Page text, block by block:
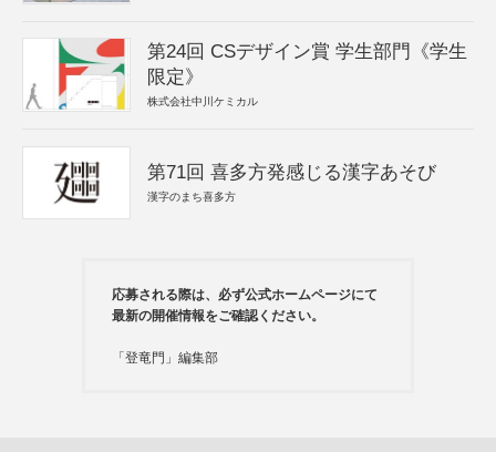
第24回 CSデザイン賞 学生部門《学生
限定》
株式会社中川ケミカル
第71回 喜多方発感じる漢字あそび
漢字のまち喜多方
応募される際は、必ず公式ホームページにて
最新の開催情報をご確認ください。
「登竜門」編集部